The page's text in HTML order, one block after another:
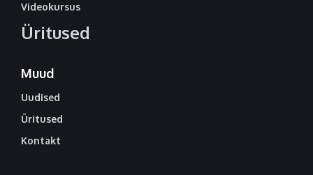
Videokursus
Üritused
Muud
Uudised
Üritused
Kontakt